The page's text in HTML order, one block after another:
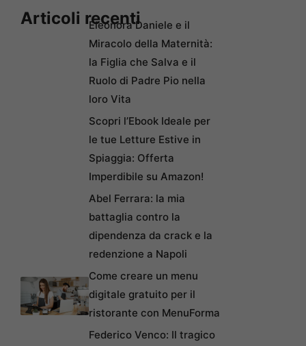
Articoli recentiEleonora Daniele e il
Miracolo della Maternità:
la Figlia che Salva e il
Ruolo di Padre Pio nella
loro Vita
Scopri l’Ebook Ideale per
le tue Letture Estive in
Spiaggia: Offerta
Imperdibile su Amazon!
Abel Ferrara: la mia
battaglia contro la
dipendenza da crack e la
redenzione a Napoli
Come creare un menu
digitale gratuito per il
ristorante con MenuForma
Federico Venco: Il tragico